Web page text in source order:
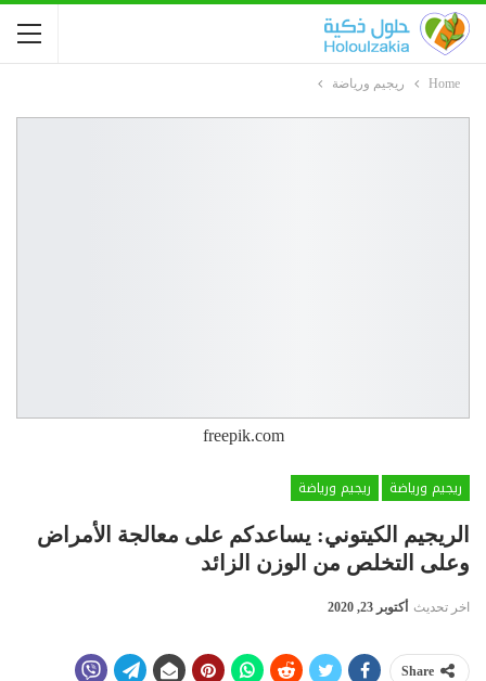
Home ريجيم ورياضة
freepik.com
ريجيم ورياضة
ريجيم ورياضة
الريجيم الكيتوني: يساعدكم على معالجة الأمراض
وعلى التخلص من الوزن الزائد
اخر تحديث أكتوبر 23, 2020
Share